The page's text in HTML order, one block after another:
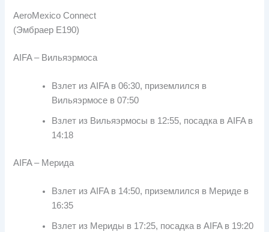
AeroMexico Connect
(Эмбраер Е190)
AIFA – Вильяэрмоса
Взлет из AIFA в 06:30, приземлился в
Вильяэрмосе в 07:50
Взлет из Вильяэрмосы в 12:55, посадка в AIFA в
14:18
AIFA – Мерида
Взлет из AIFA в 14:50, приземлился в Мериде в
16:35
Взлет из Мериды в 17:25, посадка в AIFA в 19:20